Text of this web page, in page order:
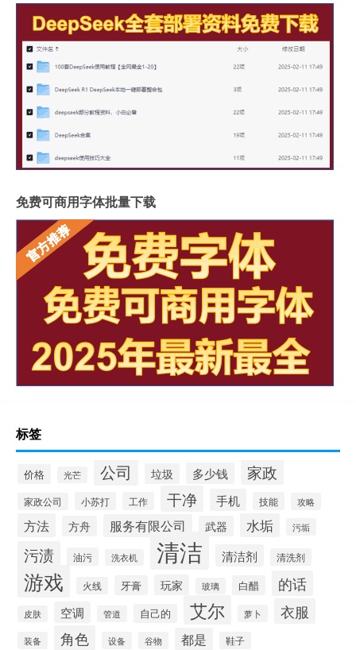
免费可商用字体批量下载
标签
价格 光芒 公司 垃圾 多少钱 家政
家政公司 小苏打 工作 干净 手机 技能 攻略
方法 方舟 服务有限公司 武器 水垢 污垢
污渍 油污 洗衣机 清洁 清洁剂 清洗剂
游戏 火线 牙膏 玩家 玻璃 白醋 的话
皮肤 空调 管道 自己的 艾尔 萝卜 衣服
装备 角色 设备 谷物 都是 鞋子